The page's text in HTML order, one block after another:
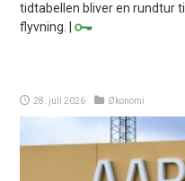
tidtabellen bliver en rundtur
flyvning. |
28. juli 2026 Økonomi